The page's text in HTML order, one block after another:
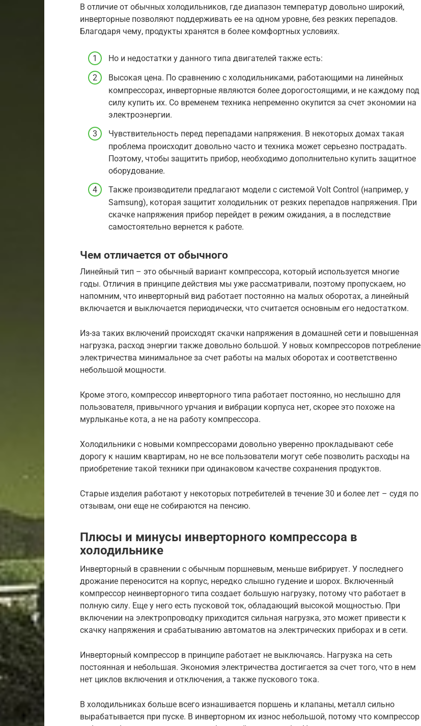
В отличие от обычных холодильников, где диапазон температур довольно широкий,
инверторные позволяют поддерживать ее на одном уровне, без резких перепадов.
Благодаря чему, продукты хранятся в более комфортных условиях.
Но и недостатки у данного типа двигателей также есть:
Высокая цена. По сравнению с холодильниками, работающими на линейных
компрессорах, инверторные являются более дорогостоящими, и не каждому под
силу купить их. Со временем техника непременно окупится за счет экономии на
электроэнергии.
Чувствительность перед перепадами напряжения. В некоторых домах такая
проблема происходит довольно часто и техника может серьезно пострадать.
Поэтому, чтобы защитить прибор, необходимо дополнительно купить защитное
оборудование.
Также производители предлагают модели с системой Volt Control (например, у
Samsung), которая защитит холодильник от резких перепадов напряжения. При
скачке напряжения прибор перейдет в режим ожидания, а в последствие
самостоятельно вернется к работе.
Чем отличается от обычного
Линейный тип – это обычный вариант компрессора, который используется многие
годы. Отличия в принципе действия мы уже рассматривали, поэтому пропускаем, но
напомним, что инверторный вид работает постоянно на малых оборотах, а линейный
включается и выключается периодически, что считается основным его недостатком.
Из-за таких включений происходят скачки напряжения в домашней сети и повышенная
нагрузка, расход энергии также довольно большой. У новых компрессоров потребление
электричества минимальное за счет работы на малых оборотах и соответственно
небольшой мощности.
Кроме этого, компрессор инверторного типа работает постоянно, но неслышно для
пользователя, привычного урчания и вибрации корпуса нет, скорее это похоже на
мурлыканье кота, а не на работу компрессора.
Холодильники с новыми компрессорами довольно уверенно прокладывают себе
дорогу к нашим квартирам, но не все пользователи могут себе позволить расходы на
приобретение такой техники при одинаковом качестве сохранения продуктов.
Старые изделия работают у некоторых потребителей в течение 30 и более лет – судя по
отзывам, они еще не собираются на пенсию.
Плюсы и минусы инверторного компрессора в
холодильнике
Инверторный в сравнении с обычным поршневым, меньше вибрирует. У последнего
дрожание переносится на корпус, нередко слышно гудение и шорох. Включенный
компрессор неинверторного типа создает большую нагрузку, потому что работает в
полную силу. Еще у него есть пусковой ток, обладающий высокой мощностью. При
включении на электропроводку приходится сильная нагрузка, это может привести к
скачку напряжения и срабатыванию автоматов на электрических приборах и в сети.
Инверторный компрессор в принципе работает не выключаясь. Нагрузка на сеть
постоянная и небольшая. Экономия электричества достигается за счет того, что в нем
нет циклов включения и отключения, а также пускового тока.
В холодильниках больше всего изнашивается поршень и клапаны, металл сильно
вырабатывается при пуске. В инверторном их износ небольшой, потому что компрессор